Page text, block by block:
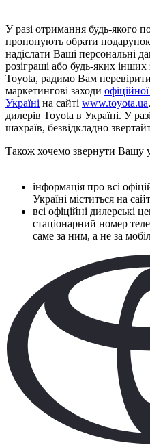
У разі отримання будь-якого
пропонують обрати
надіслати Ваші персональні
розіграші або будь-яких
Toyotа, радимо Вам
маркетингові заходи
Україні на сайті www.toyota.ua
дилерів Toyota в Україні. У
шахраїв, безвідкладно
Також хочемо звернути Вашу
інформація про всі
Україні міститься на
всі офіційні дилерські
стаціонарний номер
саме за ним, а не за